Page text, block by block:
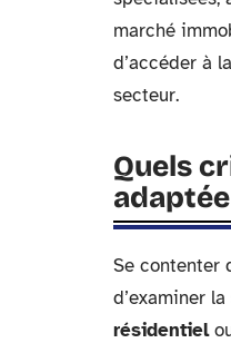
marché
d’accéder à
secteur.
Quels
Se contenter
d’examiner
résidentiel